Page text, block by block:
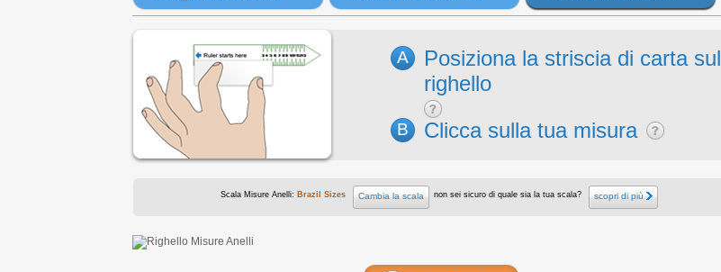
A
Posiziona la striscia di carta sul
righello
B Clicca sulla tua misura
Scala Misure Anelli: Brazil Sizes Cambia la scala non sei sicuro di quale sia la tua scala? scopri di più